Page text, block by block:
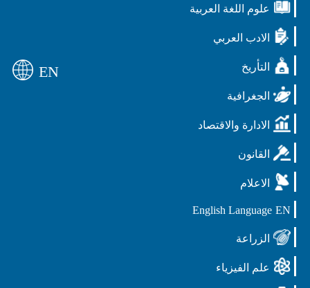
علوم اللغة العربية
الادب العربي
التأريخ
الجغرافية
الادارة والاقتصاد
القانون
الاعلام
EN
English Language
الزراعة
علم الفيزياء
EN